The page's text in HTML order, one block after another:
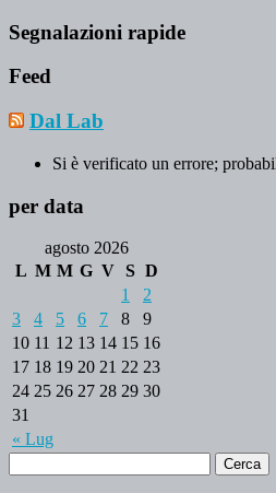
Segnalazioni rapide
Feed
Dal Lab
Si è verificato un errore;
per data
agosto 2026
L M M G V S D
« Lug
1
2
3
4 5 6 7 8
9
10 11 12 13 14 15 16
17 18 19 20 21 22 23
24 25 26 27 28 29 30
31